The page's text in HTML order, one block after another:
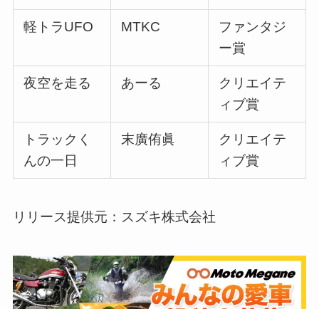
軽トラUFO MTKC
ファンタジ
ー賞
夜空を走る あーる
クリエイテ
ィブ賞
トラックく
んの一日
末廣侑眞
クリエイテ
ィブ賞
リリース提供元：スズキ株式会社